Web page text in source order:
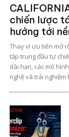
chiến lược
hướng tới
Thay vì ưu tiên mở
tập trung đầu tư
dài hạn, các mô
nghệ và trải nghiệm